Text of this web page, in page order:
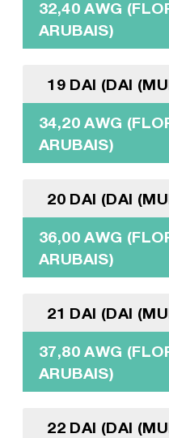
32,40 AWG
ARUBAIS)
19 DAI (DAI
34,20 AWG
ARUBAIS)
20 DAI (DAI
36,00 AWG
ARUBAIS)
21 DAI (DAI
37,80 AWG
ARUBAIS)
22 DAI (DAI